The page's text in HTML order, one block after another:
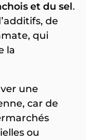
et du sel.
de
qui
la
une
car de
ou